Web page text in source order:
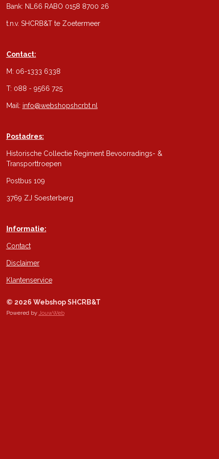
Bank: NL66 RABO 0158 8700 26
t.n.v. SHCRB&T te Zoetermeer
Contact:
M: 06-1333 6338
T: 088 - 9566 725
Mail: info@webshopshcrbt.nl
Postadres:
Historische Collectie Regiment Bevoorradings- &
Transporttroepen
Postbus 109
3769 ZJ Soesterberg
Informatie:
Contact
Disclaimer
Klantenservice
© 2026 Webshop SHCRB&T
Powered by JouwWeb